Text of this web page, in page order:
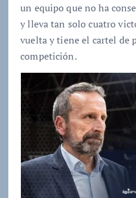
un equipo que no ha
y lleva tan solo cuatro
vuelta y tiene el cartel de
competición.